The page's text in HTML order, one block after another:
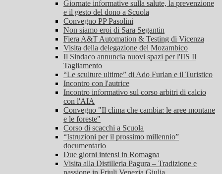
Giornate informative sulla salute, la prevenzione
e il gesto del dono a Scuola
Convegno PP Pasolini
Non siamo eroi di Sara Segantin
Fiera A&T Automation & Testing di Vicenza
Visita della delegazione del Mozambico
Il Sindaco annuncia nuovi spazi per l'IIS Il
Tagliamento
“Le sculture ultime” di Ado Furlan e il Turistico
Incontro con l'autrice
Incontro informativo sul corso arbitri di calcio
con l'AIA
Convegno "Il clima che cambia: le aree montane
e le foreste"
Corso di scacchi a Scuola
“Istruzioni per il prossimo millennio”
documentario
Due giorni intensi in Romagna
Visita alla Distilleria Pagura – Tradizione e